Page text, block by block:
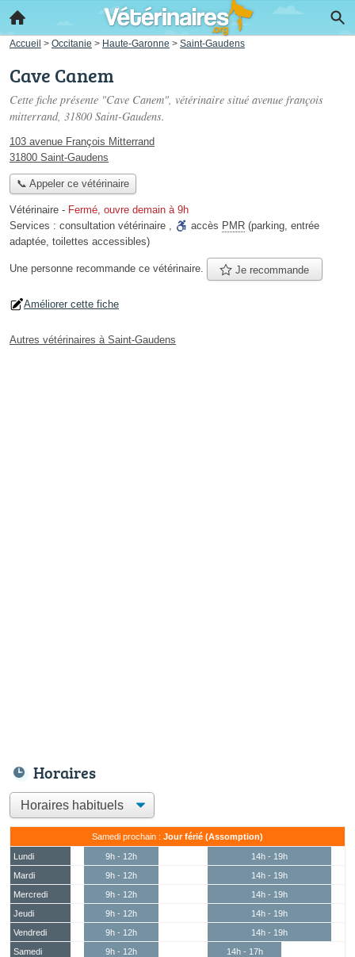
Accueil > Occitanie > Haute-Garonne > Saint-Gaudens
Cave Canem
Cette fiche présente "Cave Canem", vétérinaire situé avenue françois
mitterrand, 31800 Saint-Gaudens.
103 avenue François Mitterrand
31800 Saint-Gaudens
📞 Appeler ce vétérinaire
Vétérinaire - Fermé, ouvre demain à 9h
Services : consultation vétérinaire , accès PMR (parking, entrée
adaptée, toilettes accessibles)
Une personne recommande ce vétérinaire. Je recommande
Améliorer cette fiche
Autres vétérinaires à Saint-Gaudens
Horaires
Samedi prochain : Jour férié (Assomption)
Lundi 9h - 12h
14h - 19h
Mardi
9h - 12h
14h - 19h
Mercredi
9h - 12h
14h - 19h
Jeudi
9h - 12h
14h - 19h
Vendredi
9h - 12h
14h - 19h
Samedi
9h - 12h
14h - 17h